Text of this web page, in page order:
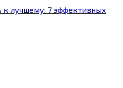
лучшему: 7 эффективных